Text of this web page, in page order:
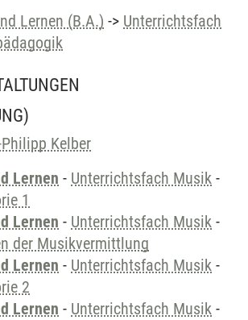
Lernen (B.A.) -> Unterrichtsfach
Kelber
Lernen - Unterrichtsfach Musik -
1
Lernen - Unterrichtsfach Musik -
der Musikvermittlung
Lernen - Unterrichtsfach Musik -
2
Lernen - Unterrichtsfach Musik -